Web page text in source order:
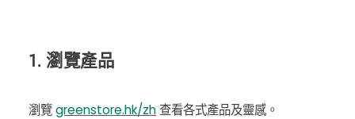
1. 瀏覽產品
瀏覽greenstore.hk/zh查看各式產品及靈感。